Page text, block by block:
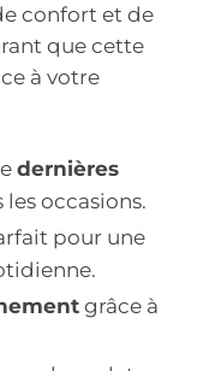
confort et de
que cette
à votre
dernières
occasions.
pour une
grâce à